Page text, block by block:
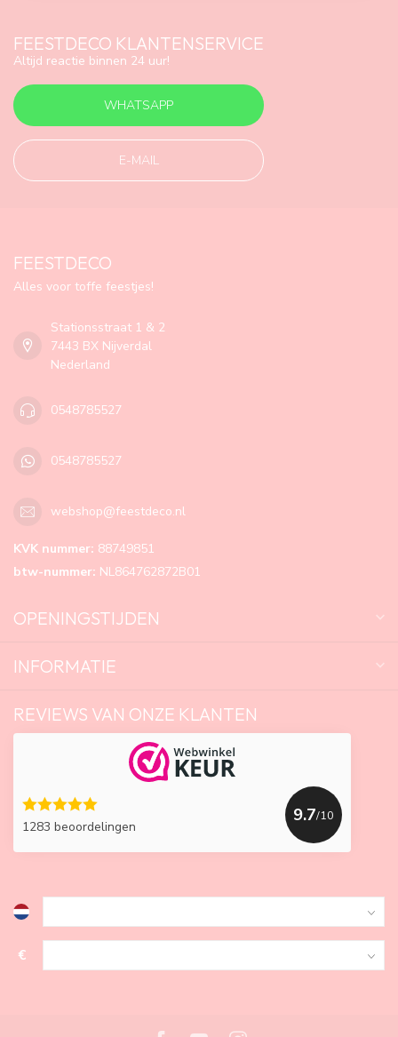
FEESTDECO KLANTENSERVICE
Altijd reactie binnen 24 uur!
WHATSAPP
E-MAIL
FEESTDECO
Alles voor toffe feestjes!
Stationsstraat 1 & 2
7443 BX Nijverdal
Nederland
0548785527
0548785527
webshop@feestdeco.nl
KVK nummer: 88749851
btw-nummer: NL864762872B01
OPENINGSTIJDEN
INFORMATIE
REVIEWS VAN ONZE KLANTEN
1283 beoordelingen
9.7/10
€